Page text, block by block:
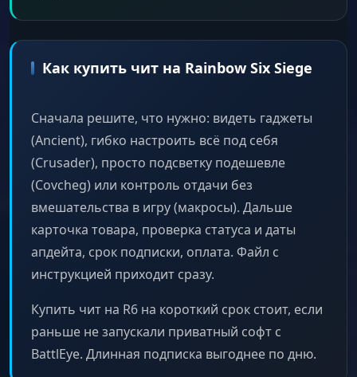
Как купить чит на Rainbow Six Siege
Сначала решите, что нужно: видеть гаджеты
(Ancient), гибко настроить всё под себя
(Crusader), просто подсветку подешевле
(Covcheg) или контроль отдачи без
вмешательства в игру (макросы). Дальше
карточка товара, проверка статуса и даты
апдейта, срок подписки, оплата. Файл с
инструкцией приходит сразу.
Купить чит на R6 на короткий срок стоит, если
раньше не запускали приватный софт с
BattlEye. Длинная подписка выгоднее по дню.